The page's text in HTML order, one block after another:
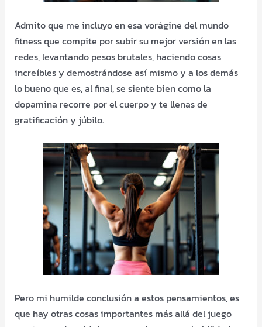
Admito que me incluyo en esa vorágine del mundo
fitness que compite por subir su mejor versión en las
redes, levantando pesos brutales, haciendo cosas
increíbles y demostrándose así mismo y a los demás
lo bueno que es, al final, se siente bien como la
dopamina recorre por el cuerpo y te llenas de
gratificación y júbilo.
Pero mi humilde conclusión a estos pensamientos, es
que hay otras cosas importantes más allá del juego